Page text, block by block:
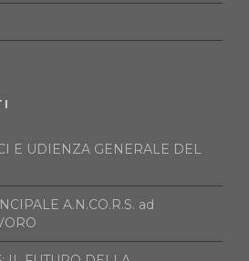
E UDIENZA GENERALE DEL
A.N.CO.R.S. ad